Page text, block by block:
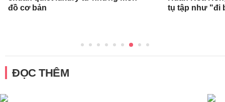
đồ cơ bản
tụ tập như "đi
ĐỌC THÊM